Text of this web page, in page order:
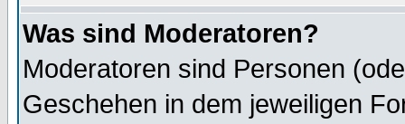
Was sind Moderatoren?
Moderatoren sind Personen
Geschehen in dem jeweiligen